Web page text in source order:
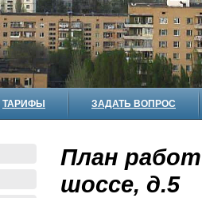
ТАРИФЫ ЗАДАТЬ ВОПРОС
План работ
шоссе, д.5